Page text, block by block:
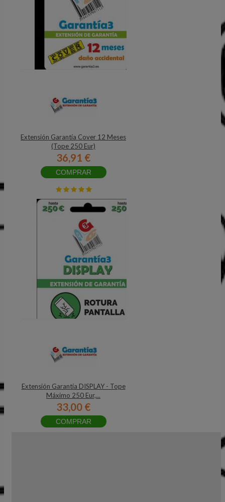
Extensión Garantía Cover 12 Meses
(Tope 250 Eur)
36,91 €
COMPRAR
Extensión Garantía DISPLAY - Tope
Máximo 250 Eur,...
33,00 €
COMPRAR